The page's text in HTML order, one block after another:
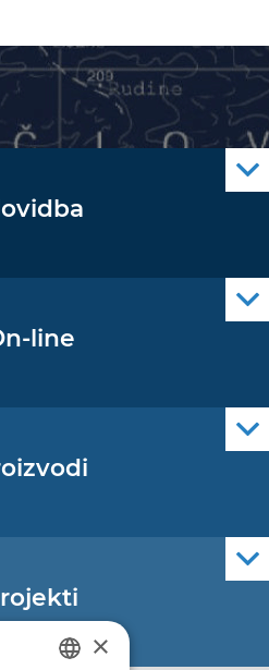
line
Core
Projekt JASPPer
×